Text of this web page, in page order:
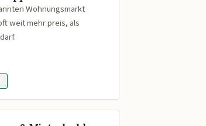
Wohnungsmarkt
weit mehr preis, als